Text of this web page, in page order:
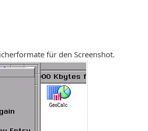
für den Screenshot.